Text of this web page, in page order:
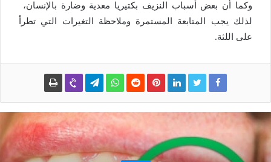
وكما أن بعض أسباب النزيف بكتيريا معدية وضارة بالإنسان،
لذلك يجب المتابعة المستمرة وملاحظة التغيرات التي تطرأ
على اللثة.